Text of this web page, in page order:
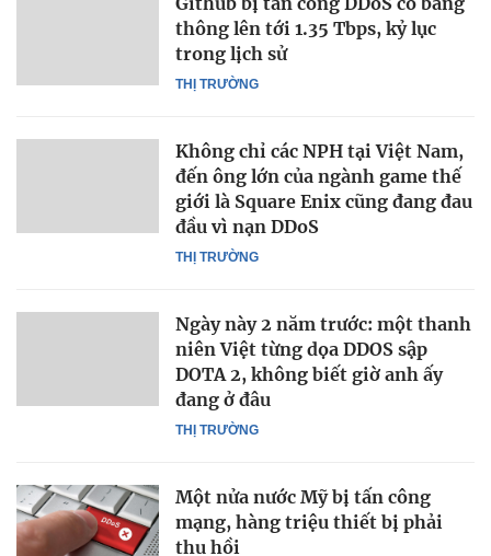
THỊ TRƯỜNG
thông lên tới 1.35 Tbps, kỷ lục
trong lịch sử
THỊ TRƯỜNG
Không chỉ các NPH tại Việt Nam,
đến ông lớn của ngành game thế
giới là Square Enix cũng đang đau
đầu vì nạn DDoS
THỊ TRƯỜNG
Ngày này 2 năm trước: một thanh
niên Việt từng dọa DDOS sập
DOTA 2, không biết giờ anh ấy
đang ở đâu
Một nửa nước Mỹ bị tấn công
mạng, hàng triệu thiết bị phải
thu hồi